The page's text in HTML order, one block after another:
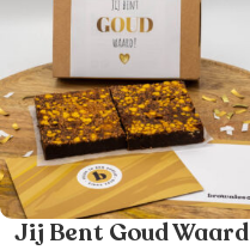
Jij Bent Goud Waard